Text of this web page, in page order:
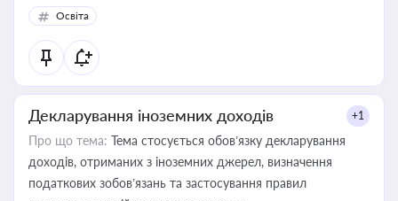
Освіта
Декларування іноземних доходів +1
Про що тема: Тема стосується обов’язку декларування
доходів, отриманих з іноземних джерел, визначення
податкових зобов’язань та застосування правил